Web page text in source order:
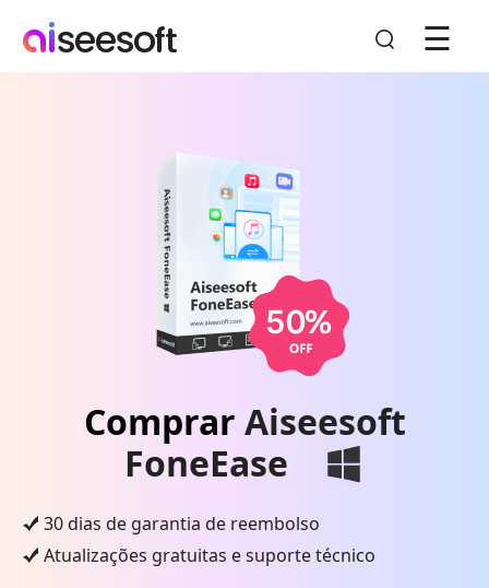
☰
Comprar Aiseesoft
FoneEase
30 dias de garantia de reembolso
Atualizações gratuitas e suporte técnico